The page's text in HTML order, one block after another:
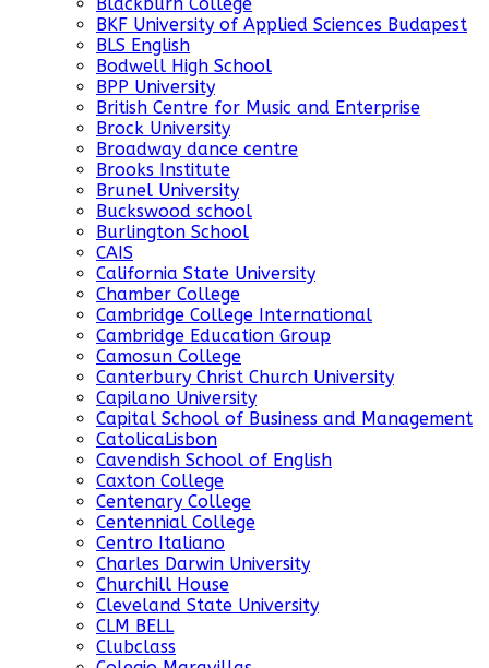
BKF University of Applied Sciences Budapest
BLS English
Bodwell High School
BPP University
British Centre for Music and Enterprise
Brock University
Broadway dance centre
Brooks Institute
Brunel University
Buckswood school
Burlington School
CAIS
California State University
Chamber College
Cambridge College International
Cambridge Education Group
Camosun College
Canterbury Christ Church University
Capilano University
Capital School of Business and Management
CatolicaLisbon
Cavendish School of English
Caxton College
Centenary College
Centennial College
Centro Italiano
Charles Darwin University
Churchill House
Cleveland State University
CLM BELL
Clubclass